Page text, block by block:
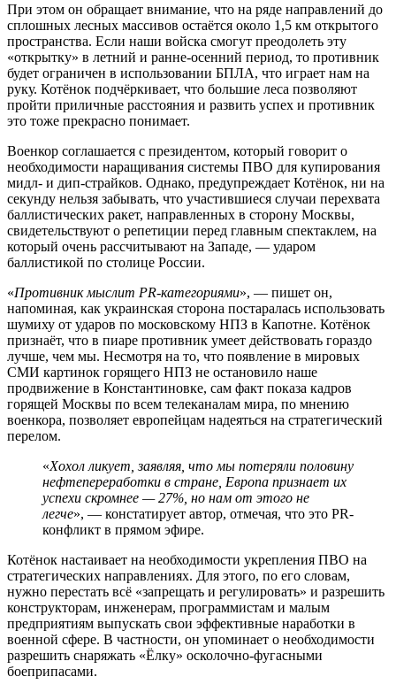
При этом он обращает внимание, что на ряде направлений до
сплошных лесных массивов остаётся около 1,5 км открытого
пространства. Если наши войска смогут преодолеть эту
«открытку» в летний и ранне-осенний период, то противник
будет ограничен в использовании БПЛА, что играет нам на
руку. Котёнок подчёркивает, что большие леса позволяют
пройти приличные расстояния и развить успех и противник
это тоже прекрасно понимает.
Военкор соглашается с президентом, который говорит о
необходимости наращивания системы ПВО для купирования
мидл- и дип-страйков. Однако, предупреждает Котёнок, ни на
секунду нельзя забывать, что участившиеся случаи перехвата
баллистических ракет, направленных в сторону Москвы,
свидетельствуют о репетиции перед главным спектаклем, на
который очень рассчитывают на Западе, — ударом
баллистикой по столице России.
«Противник мыслит PR-категориями», — пишет он,
напоминая, как украинская сторона постаралась использовать
шумиху от ударов по московскому НПЗ в Капотне. Котёнок
признаёт, что в пиаре противник умеет действовать гораздо
лучше, чем мы. Несмотря на то, что появление в мировых
СМИ картинок горящего НПЗ не остановило наше
продвижение в Константиновке, сам факт показа кадров
горящей Москвы по всем телеканалам мира, по мнению
военкора, позволяет европейцам надеяться на стратегический
перелом.
«Хохол ликует, заявляя, что мы потеряли половину
нефтепереработки в стране, Европа признает их
успехи скромнее — 27%, но нам от этого не
легче», — констатирует автор, отмечая, что это PR-
конфликт в прямом эфире.
Котёнок настаивает на необходимости укрепления ПВО на
стратегических направлениях. Для этого, по его словам,
нужно перестать всё «запрещать и регулировать» и разрешить
конструкторам, инженерам, программистам и малым
предприятиям выпускать свои эффективные наработки в
военной сфере. В частности, он упоминает о необходимости
разрешить снаряжать «Ёлку» осколочно-фугасными
боеприпасами.